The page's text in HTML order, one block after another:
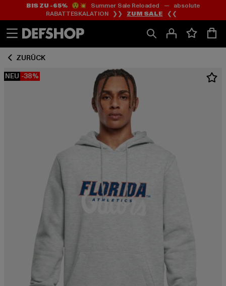
Zum
Inhalt
springen
Zum
Fußzeile
springen
BIS ZU -65%😲💥 Summer Sale Reloaded — absolute
RABATTESKALATION ❯❯ ZUM SALE ❮❮
ZURÜCK
NEU -38%